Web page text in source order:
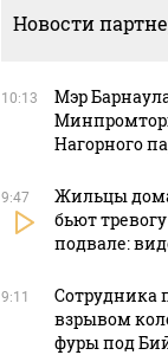
Новости
10:13
Мэр
Нагорного
9:47
Жильцы
бьют
подвале:
9:11
Сотрудника
взрывом
фуры под